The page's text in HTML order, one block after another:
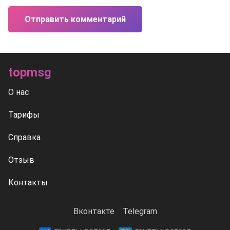
Отправить комментарий
topmsg
О нас
Тарифы
Справка
Отзыв
Контакты
Вконтакте Telegram